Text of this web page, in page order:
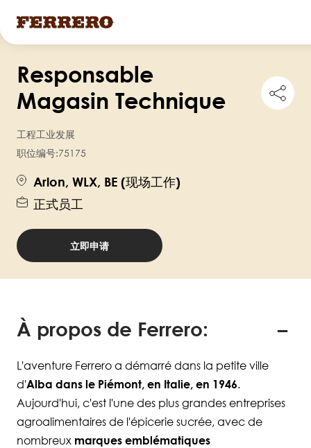
Responsable
Magasin Technique
this
工程工业发展
职位编号:75175
Arlon, WLX, BE (现场工作)
正式员工
立即申请
À propos de Ferrero:
L'aventure Ferrero a démarré dans la petite ville
d'Alba dans le Piémont, en Italie, en 1946.
Aujourd'hui, c'est l'une des plus grandes entreprises
agroalimentaires de l'épicerie sucrée, avec de
nombreux marques emblématiques